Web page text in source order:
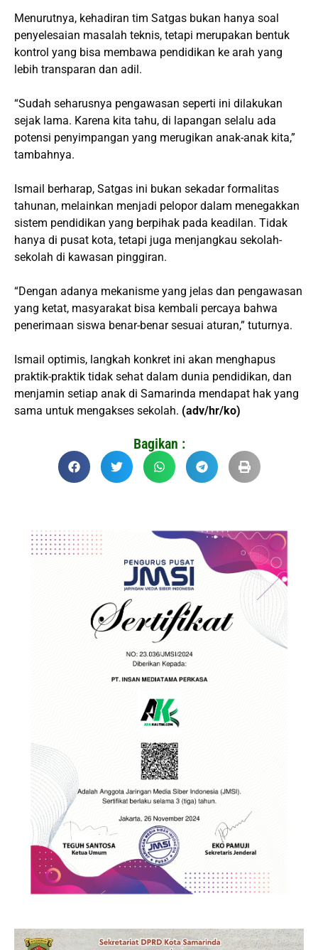
Menurutnya, kehadiran tim Satgas bukan hanya soal
penyelesaian masalah teknis, tetapi merupakan bentuk
kontrol yang bisa membawa pendidikan ke arah yang
lebih transparan dan adil.
“Sudah seharusnya pengawasan seperti ini dilakukan
sejak lama. Karena kita tahu, di lapangan selalu ada
potensi penyimpangan yang merugikan anak-anak kita,”
tambahnya.
Ismail berharap, Satgas ini bukan sekadar formalitas
tahunan, melainkan menjadi pelopor dalam menegakkan
sistem pendidikan yang berpihak pada keadilan. Tidak
hanya di pusat kota, tetapi juga menjangkau sekolah-
sekolah di kawasan pinggiran.
“Dengan adanya mekanisme yang jelas dan pengawasan
yang ketat, masyarakat bisa kembali percaya bahwa
penerimaan siswa benar-benar sesuai aturan,” tuturnya.
Ismail optimis, langkah konkret ini akan menghapus
praktik-praktik tidak sehat dalam dunia pendidikan, dan
menjamin setiap anak di Samarinda mendapat hak yang
sama untuk mengakses sekolah. (adv/hr/ko)
Bagikan :